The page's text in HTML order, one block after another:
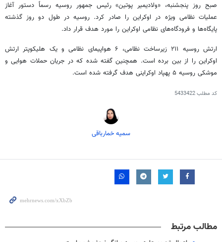
صبح روز پنجشنبه، «ولادیمیر پوتین» رئیس جمهور روسیه رسماً دستور آغاز
عملیات نظامی ویژه در اوکراین را صادر کرد. روسیه در طول دو روز گذشته
پایگاه‌ها و فرودگاه‌های نظامی اوکراین را مورد هدف قرار داد.
ارتش روسیه ۲۱۱ زیرساخت نظامی، ۶ هواپیمای نظامی و یک هلیکوپتر ارتش
اوکراین را از بین برده است. همچنین گفته شده که در جریان حملات هوایی و
موشکی روسیه ۵ پهپاد اوکراینی هدف گرفته شده است.
کد مطلب5433422
سمیه خمارباقی
مطالب مرتبط